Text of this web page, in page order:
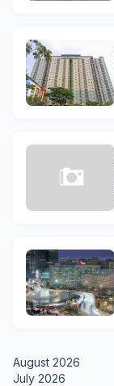
August 2026
July 2026